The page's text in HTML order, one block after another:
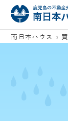
南日本ハウス